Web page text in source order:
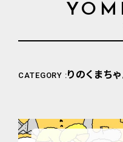
CATEGORY :りのくまち